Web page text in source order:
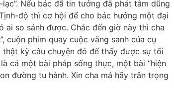
Nếu bác đã tin tưởng đã phát tâm dũng
độ thì cơ hội để cho bác hưởng một đại
so sánh được. Chắc đến giờ này thì cha
”, cuộn phim quay cuộc vãng sanh của cụ
kỹ câu chuyện đó để thấy được sự tối
cả một bài pháp sống thực, một bài “hiện
đường tu hành. Xin cha má hãy trân trọng